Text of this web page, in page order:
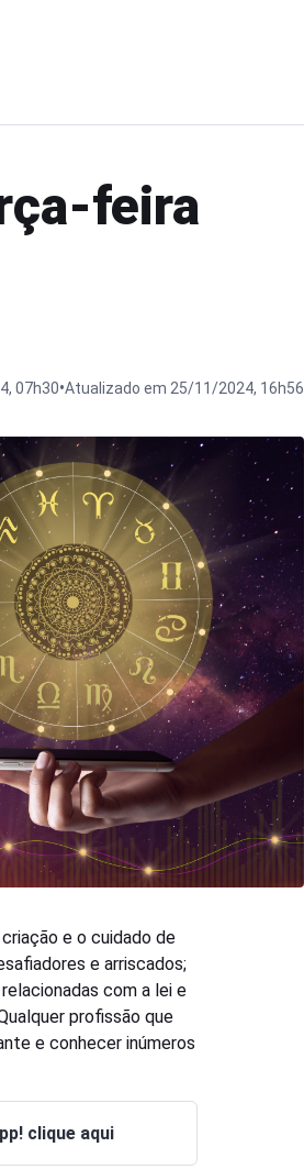
feira
07h30•Atualizado em 25/11/2024, 16h56
e o cuidado de
e arriscados;
com a lei e
profissão que
e conhecer inúmeros
clique aqui